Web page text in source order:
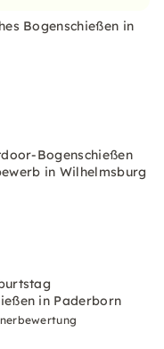
Bogenschießen in
Bogenschießen
in Wilhelmsburg
in Paderborn